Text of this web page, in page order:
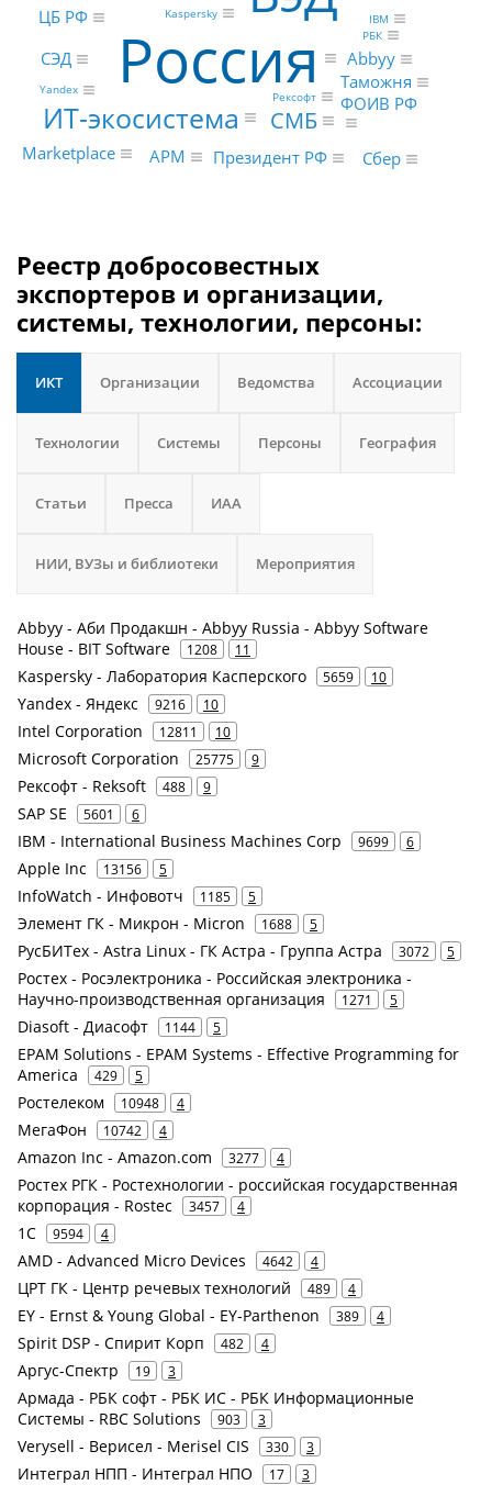
Россия
ИТ-экосистема СМБ
ЦБ РФ
СЭД
Marketplace АРМ Президент РФ
ФОИВ РФ
Таможня
Abbyy
Сбер
Kaspersky
Yandex
РБК
Рексофт
IBM
Реестр добросовестных
экспортеров и организации,
системы, технологии, персоны:
ИКТ Организации Ведомства Ассоциации
Технологии Системы Персоны География
Статьи Пресса ИАА
НИИ, ВУЗы и библиотеки Мероприятия
Abbyy - Аби Продакшн - Abbyy Russia - Abbyy Software
House - BIT Software
1208 11
Kaspersky - Лаборатория Касперского 5659 10
Yandex - Яндекс 9216 10
Intel Corporation 12811 10
Microsoft Corporation 25775 9
Рексофт - Reksoft 488 9
SAP SE 5601 6
IBM - International Business Machines Corp 9699 6
Apple Inc 13156 5
InfoWatch - Инфовотч 1185 5
Элемент ГК - Микрон - Micron 1688 5
РусБИТех - Astra Linux - ГК Астра - Группа Астра 3072 5
Ростех - Росэлектроника - Российская электроника -
Научно-производственная организация
1271 5
Diasoft - Диасофт 1144 5
EPAM Solutions - EPAM Systems - Effective Programming for
America
429 5
Ростелеком 10948 4
МегаФон 10742 4
Amazon Inc - Amazon.com 3277 4
Ростех РГК - Ростехнологии - российская государственная
корпорация - Rostec
3457 4
1С 9594 4
AMD - Advanced Micro Devices 4642 4
ЦРТ ГК - Центр речевых технологий 489 4
EY - Ernst & Young Global - EY-Parthenon 389 4
Spirit DSP - Спирит Корп 482 4
Аргус-Спектр 19 3
Армада - РБК софт - РБК ИС - РБК Информационные
Системы - RBC Solutions
903 3
Verysell - Верисел - Merisel CIS 330 3
Интеграл НПП - Интеграл НПО 17 3